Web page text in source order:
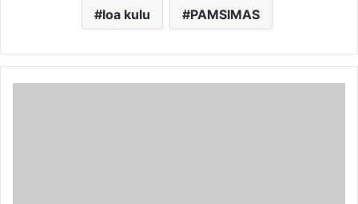
loa kulu PAMSIMAS